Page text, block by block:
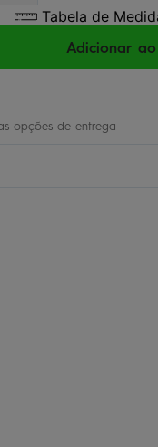
Tabela de
Adicionar